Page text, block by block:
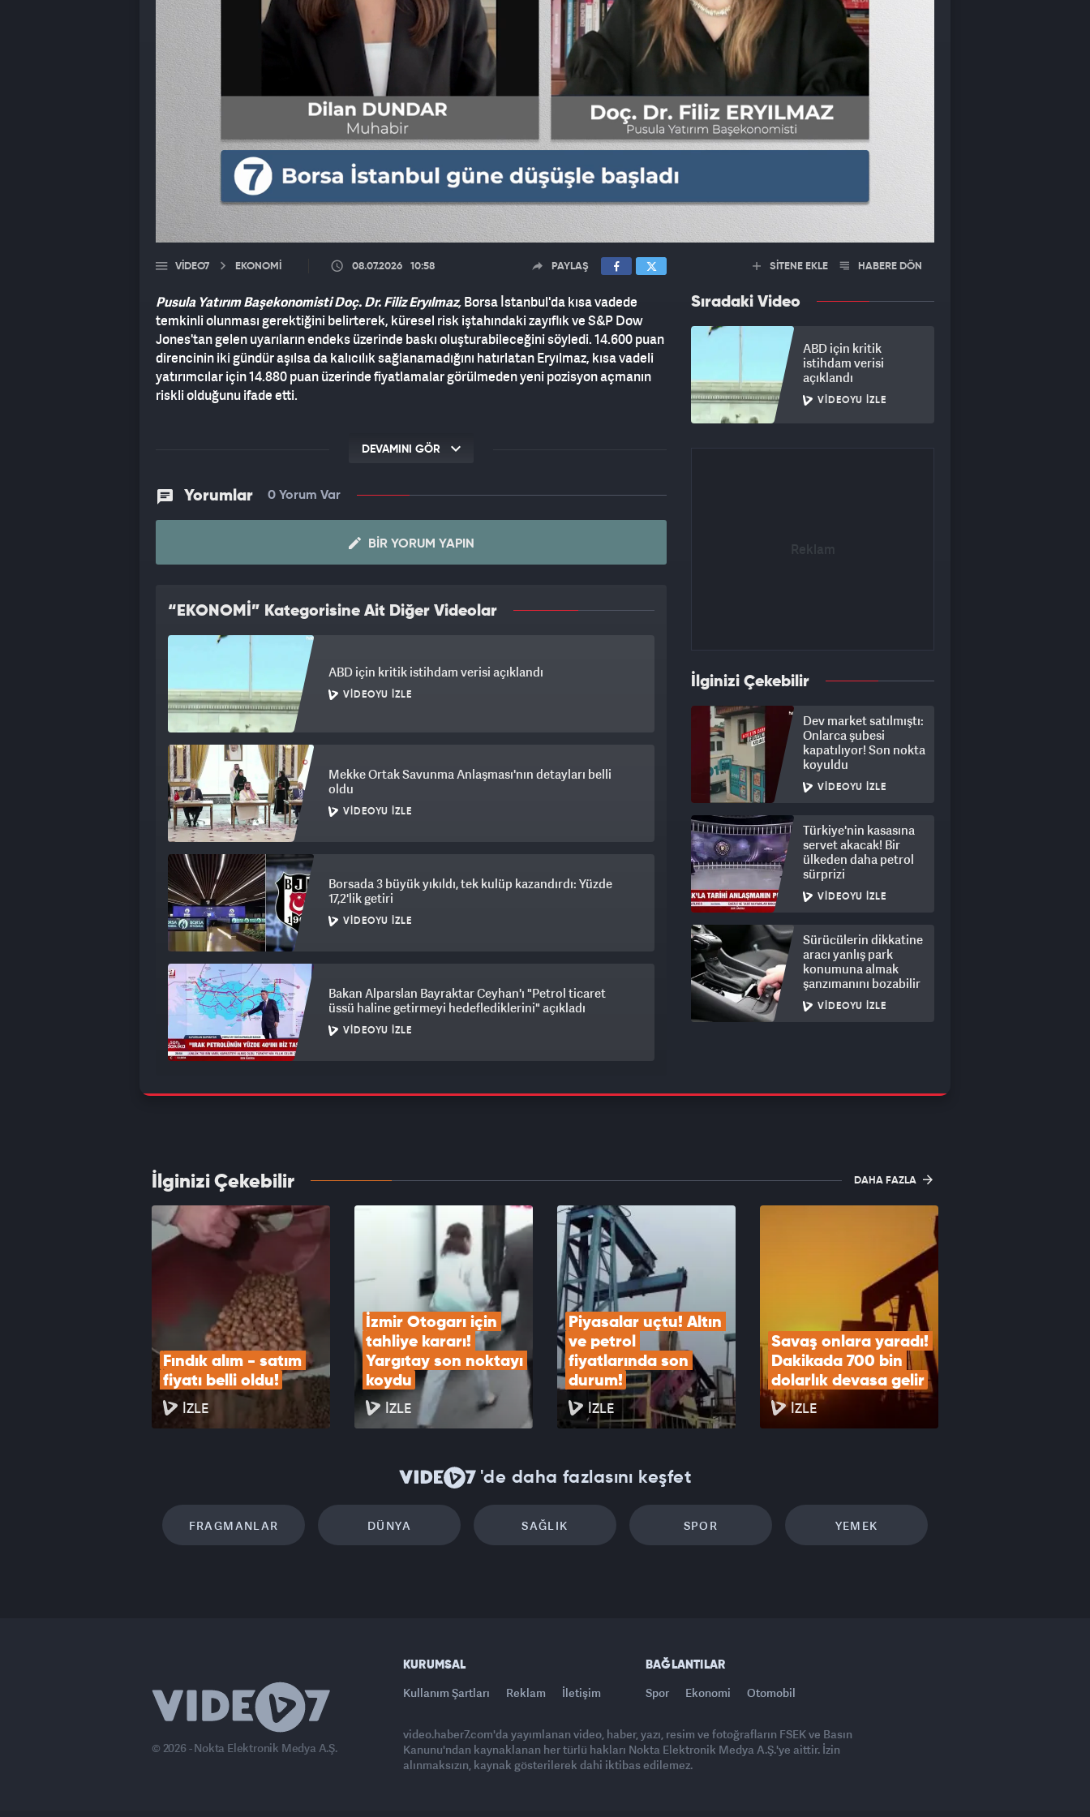
VIDEO7 EKONOMİ 08.07.2026 10:58 PAYLAŞ
Pusula Yatırım Başekonomisti Doç. Dr. Filiz Eryılmaz,Borsa İstanbul'da kısa vadede
temkinli olunması gerektiğini belirterek, küresel risk iştahındaki zayıflık ve S&P Dow
Jones'tan gelen uyarıların endeks üzerinde baskı oluşturabileceğini söyledi. 14.600 puan
direncinin iki gündür aşılsa da kalıcılık sağlanamadığını hatırlatan Eryılmaz, kısa vadeli
yatırımcılar için 14.880 puan üzerinde fiyatlamalar görülmeden yeni pozisyon açmanın
riskli olduğunu ifade etti.
DEVAMINI GÖR
Yorumlar 0 Yorum Var
BIR YORUM YAPIN
“EKONOMİ” Kategorisine Ait Diğer Videolar
ABD için kritik istihdam verisi açıklandı
VIDEOYU İZLE
Mekke Ortak Savunma Anlaşması'nın detayları belli
oldu
VIDEOYU İZLE
Borsada 3 büyük yıkıldı, tek kulüp kazandırdı: Yüzde
17,2'lik getiri
VIDEOYU İZLE
Bakan Alparslan Bayraktar Ceyhan'ı "Petrol ticaret
üssü haline getirmeyi hedeflediklerini" açıkladı
VIDEOYU İZLE
Ne zırh ne beton ne de toprak! Tüm hedefleri yüksek
hassasiyetle imha ediyor
SİTENE EKLE HABERE DÖN
Sıradaki Video
ABD için kritik
istihdam verisi
açıklandı
VIDEOYU İZLE
İlginizi Çekebilir
Dev market satılmıştı:
Onlarca şubesi
kapatılıyor! Son nokta
koyuldu
VIDEOYU İZLE
Türkiye'nin kasasına
servet akacak! Bir
ülkeden daha petrol
sürprizi
VIDEOYU İZLE
Sürücülerin dikkatine
aracı yanlış park
konumuna almak
şanzımanını bozabilir
VIDEOYU İZLE
İlginizi Çekebilir DAHA FAZLA
Fındık alım - satım
fiyatı belli oldu!
İZLE
İzmir Otogarı için
tahliye kararı!
Yargıtay son noktayı
koydu
İZLE
Piyasalar uçtu! Altın
ve petrol
fiyatlarında son
durum!
İZLE
Savaş onlara yaradı!
Dakikada 700 bin
dolarlık devasa gelir
İZLE
'de daha fazlasını keşfet
FRAGMANLAR DÜNYA SAĞLIK SPOR YEMEK
© 2026 - Nokta Elektronik Medya A.Ş.
KURUMSAL
Kullanım Şartları Reklam İletişim
BAĞLANTILAR
Spor Ekonomi Otomobil
video.haber7.com'da yayımlanan video, haber, yazı, resim ve fotoğrafların FSEK ve Basın
Kanunu'ndan kaynaklanan her türlü hakları Nokta Elektronik Medya A.Ş.'ye aittir. İzin
alınmaksızın, kaynak gösterilerek dahi iktibas edilemez.